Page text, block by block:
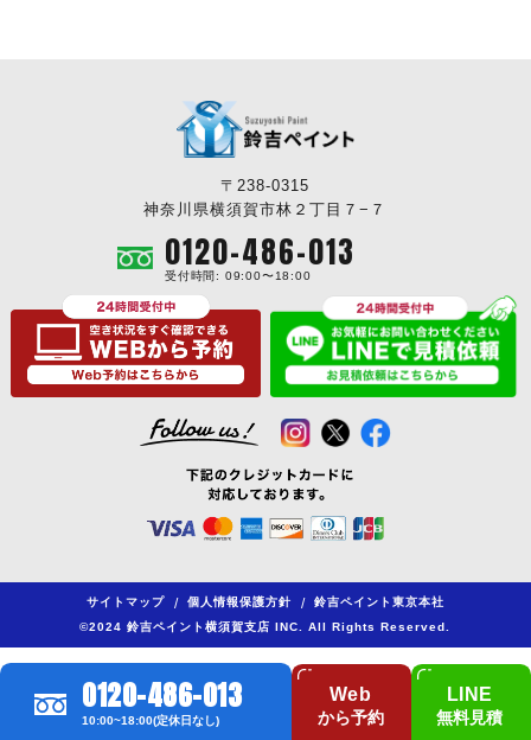
〒238-0315
神奈川県横須賀市林２丁目７−７
0120-486-013
受付時間: 09:00〜18:00
サイトマップ / 個人情報保護方針 /
鈴吉ペイント東京本社
©2024 鈴吉ペイント横須賀支店 INC. All Rights Reserved.
0120-486-013
10:00~18:00(定休日なし)
Web
から予約
LINE
無料見積